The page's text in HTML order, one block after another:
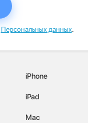
Персональных данных.
iPhone
iPad
Mac